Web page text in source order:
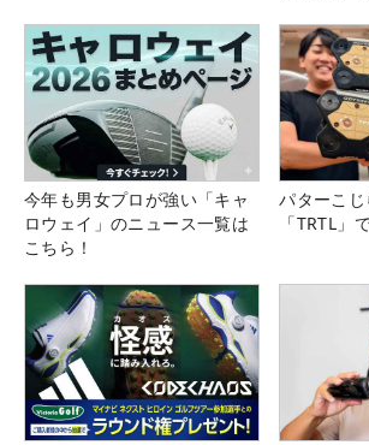
今年も男女プロが強い「キャ
ロウェイ」のニュース一覧は
こちら！
パターこ
「TRTL」